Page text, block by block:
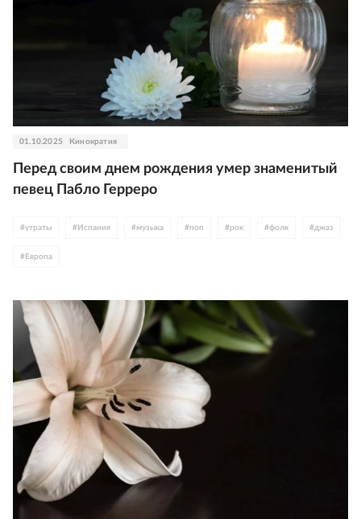
01.10.2025 Кинократия
Перед своим днем рождения умер знаменитый
певец Пабло Герреро
#утраты # Испания #музыка #поп #рок #фолк # джаз
# Европа